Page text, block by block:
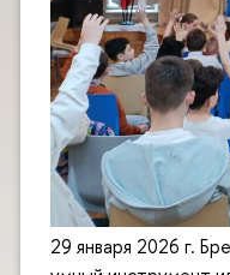
29 января 2026 г.